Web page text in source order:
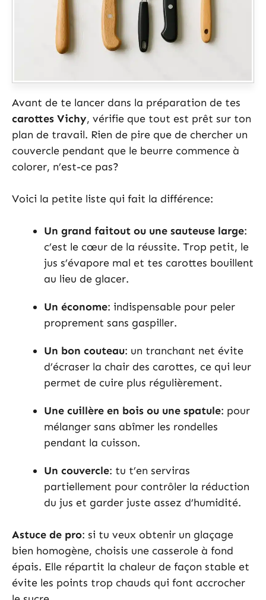
Avant de te lancer dans la préparation de tes
carottes Vichy, vérifie que tout est prêt sur ton
plan de travail. Rien de pire que de chercher un
couvercle pendant que le beurre commence à
colorer, n’est-ce pas?
Voici la petite liste qui fait la différence:
Un grand faitout ou une sauteuse large:
c’est le cœur de la réussite. Trop petit, le
jus s’évapore mal et tes carottes bouillent
au lieu de glacer.
Un économe: indispensable pour peler
proprement sans gaspiller.
Un bon couteau: un tranchant net évite
d’écraser la chair des carottes, ce qui leur
permet de cuire plus régulièrement.
Une cuillère en bois ou une spatule: pour
mélanger sans abîmer les rondelles
pendant la cuisson.
Un couvercle: tu t’en serviras
partiellement pour contrôler la réduction
du jus et garder juste assez d’humidité.
Astuce de pro: si tu veux obtenir un glaçage
bien homogène, choisis une casserole à fond
épais. Elle répartit la chaleur de façon stable et
évite les points trop chauds qui font accrocher